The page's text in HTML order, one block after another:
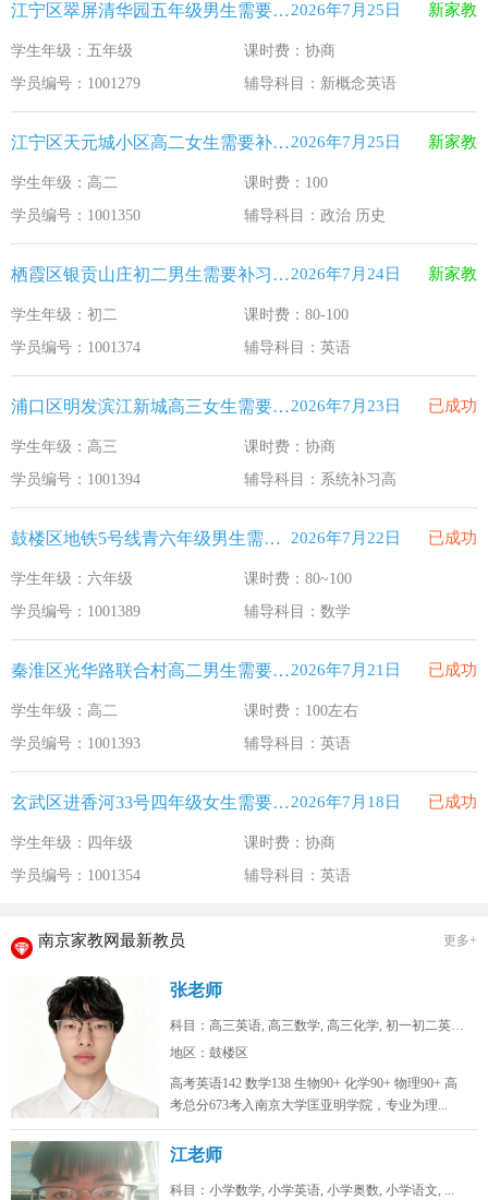
江宁区翠屏清华园五年级男生需要补习新概念英语2026年7月25日 新家教
学生年级：五年级
课时费：协商
学员编号：1001279
辅导科目：新概念英语
江宁区天元城小区高二女生需要补习政治 历史2026年7月25日 新家教
学生年级：高二
课时费：100
学员编号：1001350
辅导科目：政治 历史
栖霞区银贡山庄初二男生需要补习英语2026年7月24日 新家教
学生年级：初二
课时费：80-100
学员编号：1001374
辅导科目：英语
浦口区明发滨江新城高三女生需要补习系统补习高2026年7月23日 已成功
学生年级：高三
课时费：协商
学员编号：1001394
辅导科目：系统补习高
鼓楼区地铁5号线青六年级男生需要补习数学 2026年7月22日 已成功
学生年级：六年级
课时费：80~100
学员编号：1001389
辅导科目：数学
秦淮区光华路联合村高二男生需要补习英语2026年7月21日 已成功
学生年级：高二
课时费：100左右
学员编号：1001393
辅导科目：英语
玄武区进香河33号四年级女生需要补习英语2026年7月18日 已成功
学生年级：四年级
课时费：协商
学员编号：1001354
辅导科目：英语
南京家教网最新教员 更多+
张老师
科目：高三英语, 高三数学, 高三化学, 初一初二英语...
地区：鼓楼区
高考英语142 数学138 生物90+ 化学90+ 物理90+ 高
考总分673考入南京大学匡亚明学院，专业为理...
江老师
科目：小学数学, 小学英语, 小学奥数, 小学语文, ...